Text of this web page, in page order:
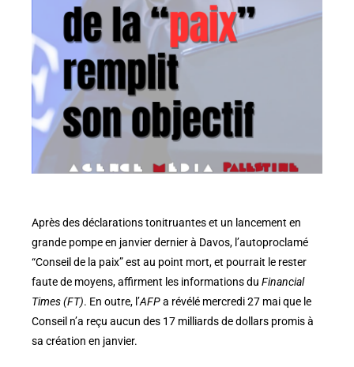
Après des déclarations tonitruantes et un lancement en
grande pompe en janvier dernier à Davos, l’autoproclamé
“Conseil de la paix” est au point mort, et pourrait le rester
faute de moyens, affirment les informations du Financial
Times (FT). En outre, l’AFPa révélé mercredi 27 mai que le
Conseil n’a reçu aucun des 17 milliards de dollars promis à
sa création en janvier.